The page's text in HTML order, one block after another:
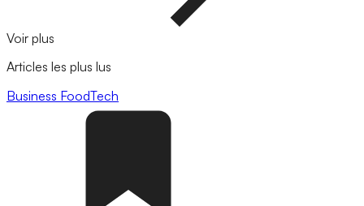
Voir plus
Articles les plus lus
Business FoodTech